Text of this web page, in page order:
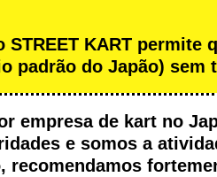
KART permite
padrão do Japão) sem
empresa de kart no
e somos a
recomendamos